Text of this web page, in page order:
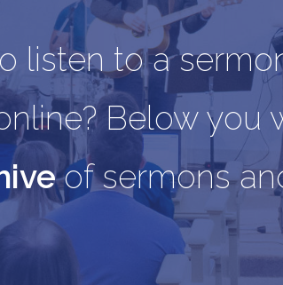
listen to a
Below you
of sermons